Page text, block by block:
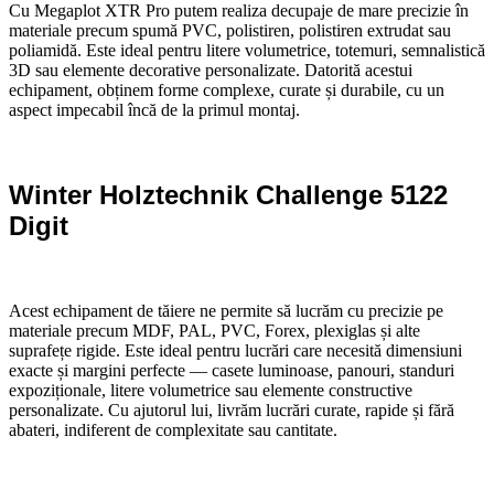
Cu Megaplot XTR Pro putem realiza decupaje de mare precizie în
materiale precum spumă PVC, polistiren, polistiren extrudat sau
poliamidă. Este ideal pentru litere volumetrice, totemuri, semnalistică
3D sau elemente decorative personalizate. Datorită acestui
echipament, obținem forme complexe, curate și durabile, cu un
aspect impecabil încă de la primul montaj.
Winter Holztechnik Challenge 5122
Digit
Acest echipament de tăiere ne permite să lucrăm cu precizie pe
materiale precum MDF, PAL, PVC, Forex, plexiglas și alte
suprafețe rigide. Este ideal pentru lucrări care necesită dimensiuni
exacte și margini perfecte — casete luminoase, panouri, standuri
expoziționale, litere volumetrice sau elemente constructive
personalizate. Cu ajutorul lui, livrăm lucrări curate, rapide și fără
abateri, indiferent de complexitate sau cantitate.